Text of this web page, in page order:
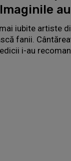
iubite artiste
fanii.
i-au